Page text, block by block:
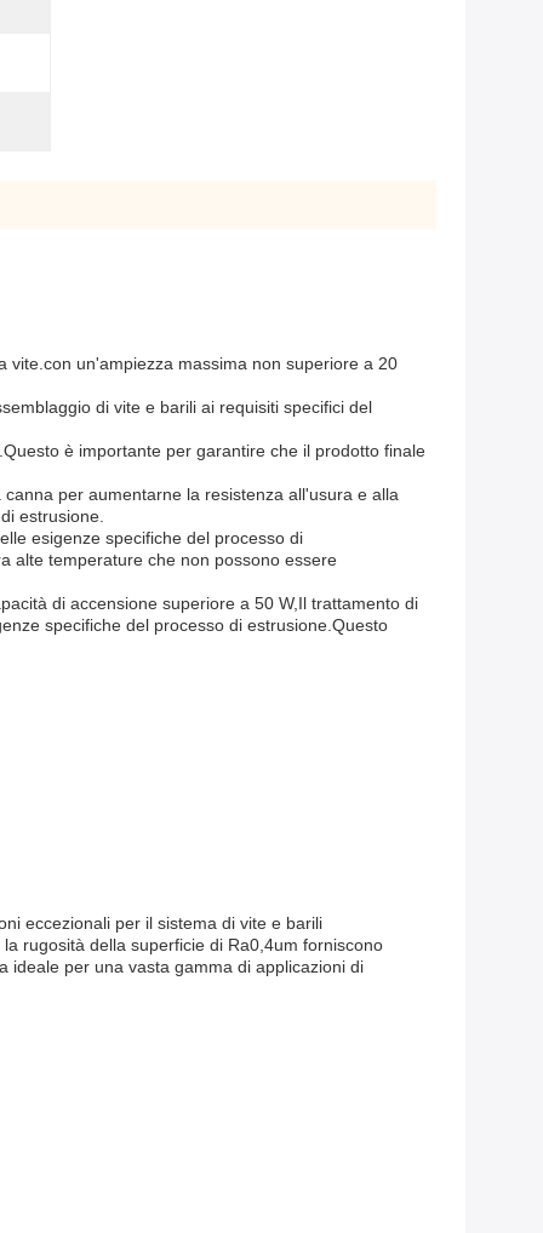
vite.con un'ampiezza massima non superiore a 20
di vite e barili ai requisiti specifici del
è importante per garantire che il prodotto finale
per aumentarne la resistenza all'usura e alla
estrusione.
esigenze specifiche del processo di
alte temperature che non possono essere
di accensione superiore a 50 W,Il trattamento di
specifiche del processo di estrusione.Questo
eccezionali per il sistema di vite e barili
rugosità della superficie di Ra0,4um forniscono
ideale per una vasta gamma di applicazioni di